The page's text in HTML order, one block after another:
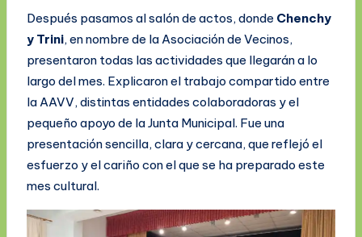
Después pasamos al salón de actos, donde Chenchy
y Trini, en nombre de la Asociación de Vecinos,
presentaron todas las actividades que llegarán a lo
largo del mes. Explicaron el trabajo compartido entre
la AAVV, distintas entidades colaboradoras y el
pequeño apoyo de la Junta Municipal. Fue una
presentación sencilla, clara y cercana, que reflejó el
esfuerzo y el cariño con el que se ha preparado este
mes cultural.